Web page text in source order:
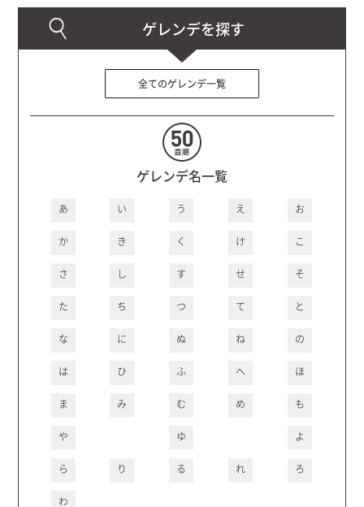
全てのゲレンデ一覧
ゲレンデ名一覧
あ い う え お
か き く け こ
さ し す せ そ
た ち つ て と
な に ぬ ね の
は ひ ふ へ ほ
ま み む め も
や ゆ よ
ら り る れ ろ
わ